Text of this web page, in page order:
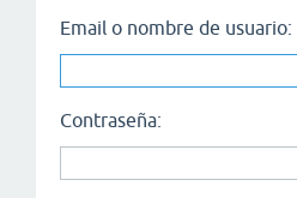
Email o nombre de usuario:
Contraseña: